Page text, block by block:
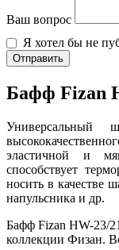
Ваш вопрос
Я хотел бы не
Отправить
Бафф Fizan
эластичной и
способствует
носить в качестве
напульсника и др.
Бафф Fizan HW-23/
коллекции Физан.